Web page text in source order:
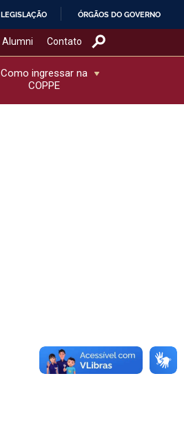
LEGISLAÇÃO ÓRGÃOS DO GOVERNO
Alumni Contato
Como ingressar na
COPPE